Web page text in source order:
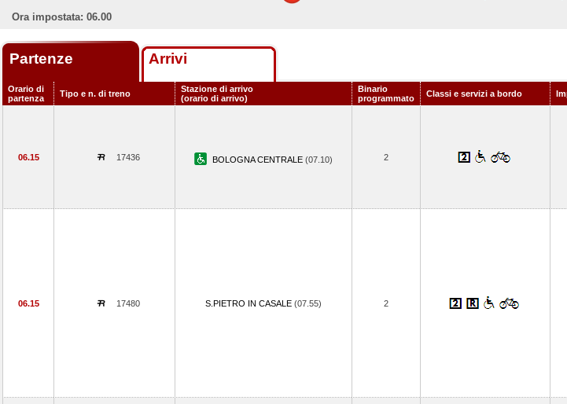
Ora impostata: 06.00
Partenze Arrivi
Orario di
partenza
Tipo e n. di treno
Stazione di arrivo
(orario di arrivo)
Binario
programmato
Classi e servizi a bordo
06.15 17436 BOLOGNA CENTRALE (07.10) 2
06.15 17480 S.PIETRO IN CASALE (07.55) 2